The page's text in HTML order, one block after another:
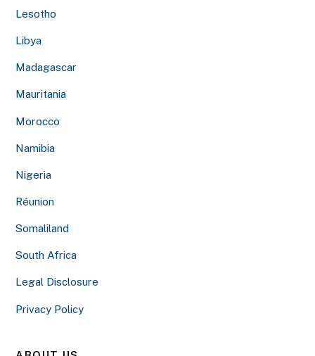
Lesotho
Libya
Madagascar
Mauritania
Morocco
Namibia
Nigeria
Réunion
Somaliland
South Africa
Legal Disclosure
Privacy Policy